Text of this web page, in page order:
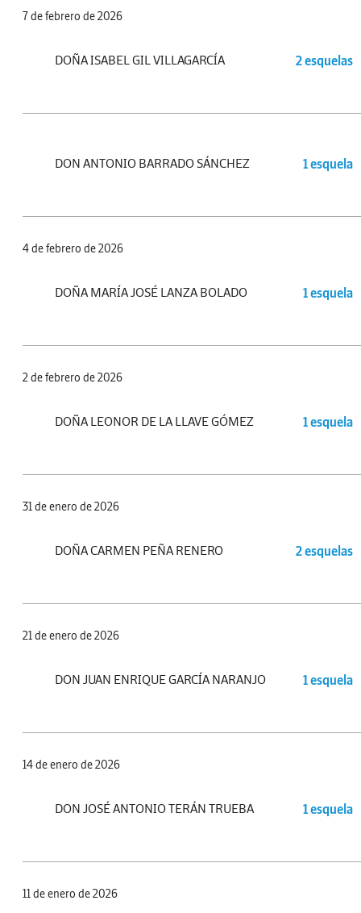
7 de febrero de 2026
DOÑA ISABEL GIL VILLAGARCÍA 2 esquelas
DON ANTONIO BARRADO SÁNCHEZ 1 esquela
4 de febrero de 2026
DOÑA MARÍA JOSÉ LANZA BOLADO 1 esquela
2 de febrero de 2026
DOÑA LEONOR DE LA LLAVE GÓMEZ 1 esquela
31 de enero de 2026
DOÑA CARMEN PEÑA RENERO 2 esquelas
21 de enero de 2026
DON JUAN ENRIQUE GARCÍA NARANJO 1 esquela
14 de enero de 2026
DON JOSÉ ANTONIO TERÁN TRUEBA 1 esquela
11 de enero de 2026